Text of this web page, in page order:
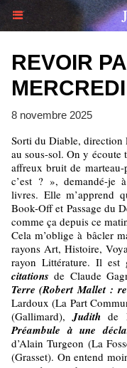
REVOIR
8 novembre 2025
Sorti du Diable, direction le Book-Off de Saint-Martin. Je descends
au sous-sol. On y écoute
affreux bruit de marteau-
c’est ? », demandé-je
livres. Elle m’apprend
Book-Off et Passage du
comme ça depuis ce
Cela m’oblige à bâcler
rayons Art, Histoire,
rayon Littérature. Il
citations de Claude
Terre (Robert Mallet :
Lardoux (La Part
(Gallimard),Judith de
Préambule à une
d’Alain Turgeon (La
(Grasset). On entend